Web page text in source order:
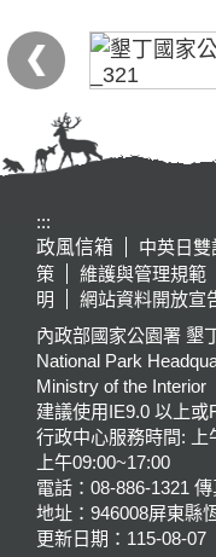
:::
政風信箱
中英日雙
策
維護與管理規範
明
網站資料開放宣
內政部國家公園署 墾
National Park
Ministry of the Interior
建議使用IE9.0 以上
行政中心服務時間:
上午09:00~17:00
電話：08-886-1321
地址：946008屏東縣
更新日期： 115-08-07